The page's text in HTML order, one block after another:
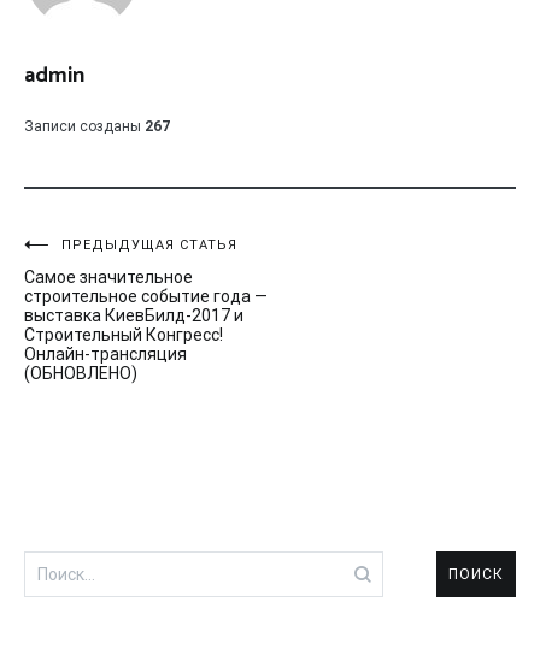
admin
Записи созданы 267
Навигация
по
записям
ПРЕДЫДУЩАЯ СТАТЬЯ
Самое значительное
строительное событие года —
выставка КиевБилд-2017 и
Строительный Конгресс!
Онлайн-трансляция
(ОБНОВЛЕНО)
Найти: